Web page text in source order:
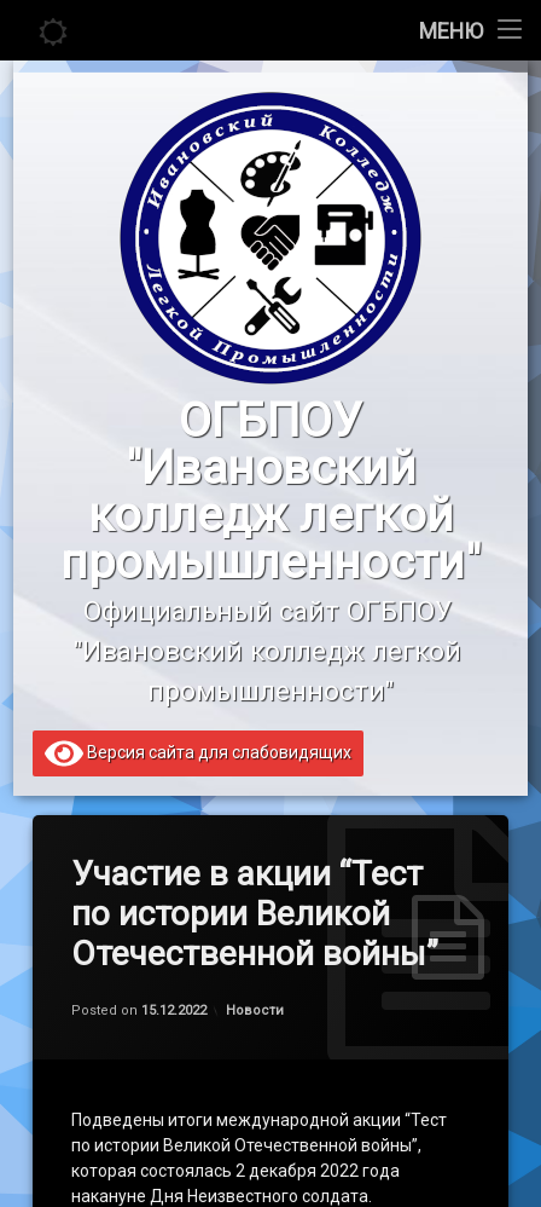
МЕНЮ
Главная
Педагогу
Воспитательная работа
«Профессионалы»
«Профессионалитет»
Образовательный кредит
Перейти
ОГБПОУ
"Ивановский
колледж легкой
промышленности"
Официальный сайт ОГБПОУ
"Ивановский колледж легкой
промышленности"
Версия сайта для слабовидящих
Участие в акции “Тест
по истории Великой
Отечественной войны”
Posted on 15.12.2022
Обновлено на
by
Категории:
Новости
Подведены итоги международной акции “Тест
по истории Великой Отечественной войны”,
которая состоялась 2 декабря 2022 года
накануне Дня Неизвестного солдата.